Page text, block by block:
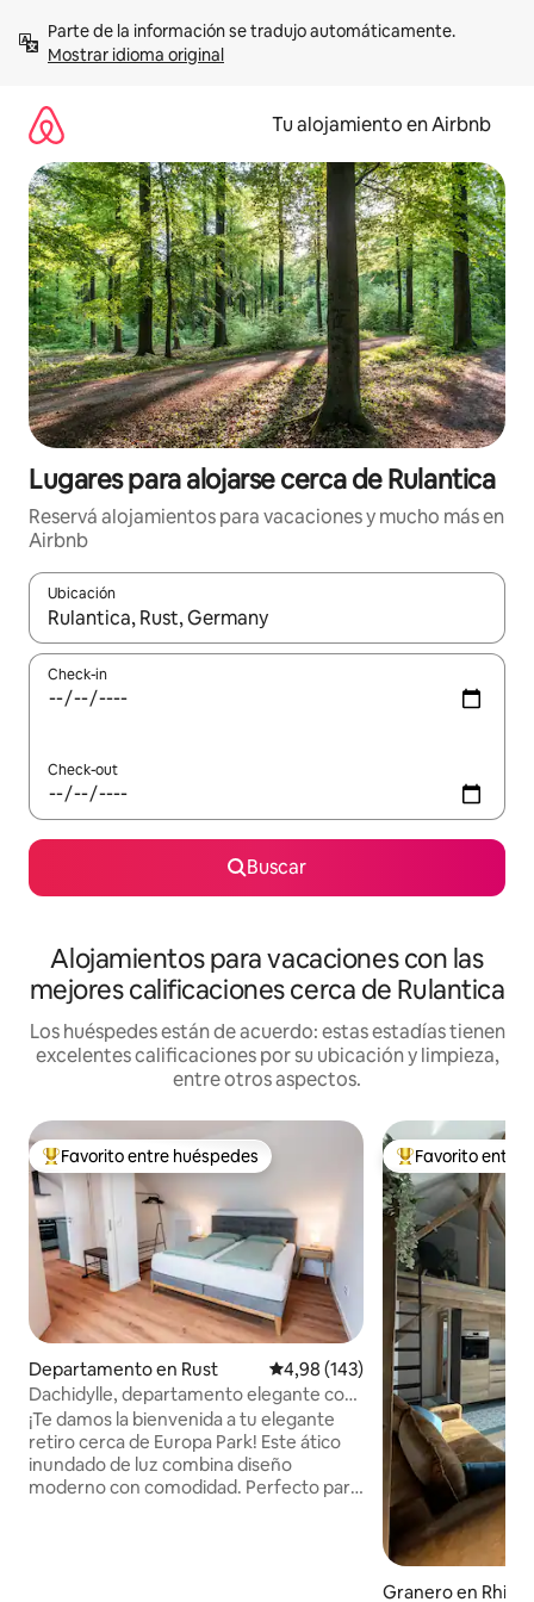
contenidoMostrar idioma original
Tu alojamiento en Airbnb
Lugares para alojarse cerca de Rulantica
Reservá alojamientos para vacaciones y mucho más en
Airbnb
Ubicación
Cuando los resultados estén disponibles, navegá con las
Check-in
Check-out
Buscar
Alojamientos para vacaciones con las
mejores calificaciones cerca de Rulantica
Los huéspedes están de acuerdo: estas estadías tienen
excelentes calificaciones por su ubicación y limpieza,
entre otros aspectos.
Favorito entre los huéspedes más destacados
Favorito entre huéspedes
Departamento en Rust Calificación promedio: 4,98 de
4,98 (143)
Dachidylle, departamento elegante con
un factor para sentirse bien
¡Te damos la bienvenida a tu elegante
retiro cerca de Europa Park! Este ático
inundado de luz combina diseño
moderno con comodidad. Perfecto para
Favorito entre
Favorito entre
Granero en